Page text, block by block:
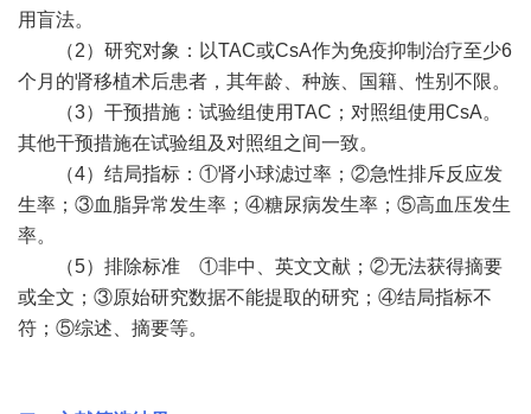
用盲法。
（2）研究对象：以TAC或CsA作为免疫抑制治疗至少6
个月的肾移植术后患者，其年龄、种族、国籍、性别不限。
（3）干预措施：试验组使用TAC；对照组使用CsA。
其他干预措施在试验组及对照组之间一致。
（4）结局指标：①肾小球滤过率；②急性排斥反应发
生率；③血脂异常发生率；④糖尿病发生率；⑤高血压发生
率。
（5）排除标准 ①非中、英文文献；②无法获得摘要
或全文；③原始研究数据不能提取的研究；④结局指标不
符；⑤综述、摘要等。